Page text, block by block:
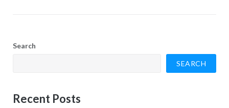
Search
SEARCH
Recent Posts